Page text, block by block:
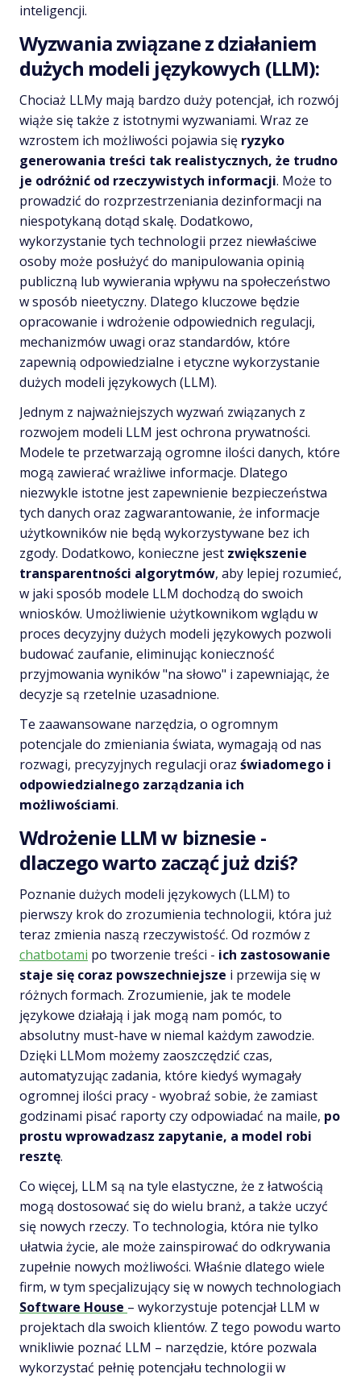
inteligencji.
Wyzwania związane z działaniem
dużych modeli językowych (LLM):
Chociaż LLMy mają bardzo duży potencjał, ich rozwój
wiąże się także z istotnymi wyzwaniami. Wraz ze
wzrostem ich możliwości pojawia się ryzyko
generowania treści tak realistycznych, że trudno
je odróżnić od rzeczywistych informacji. Może to
prowadzić do rozprzestrzeniania dezinformacji na
niespotykaną dotąd skalę. Dodatkowo,
wykorzystanie tych technologii przez niewłaściwe
osoby może posłużyć do manipulowania opinią
publiczną lub wywierania wpływu na społeczeństwo
w sposób nieetyczny. Dlatego kluczowe będzie
opracowanie i wdrożenie odpowiednich regulacji,
mechanizmów uwagi oraz standardów, które
zapewnią odpowiedzialne i etyczne wykorzystanie
dużych modeli językowych (LLM).
Jednym z najważniejszych wyzwań związanych z
rozwojem modeli LLM jest ochrona prywatności.
Modele te przetwarzają ogromne ilości danych, które
mogą zawierać wrażliwe informacje. Dlatego
niezwykle istotne jest zapewnienie bezpieczeństwa
tych danych oraz zagwarantowanie, że informacje
użytkowników nie będą wykorzystywane bez ich
zgody. Dodatkowo, konieczne jest zwiększenie
transparentności algorytmów, aby lepiej rozumieć,
w jaki sposób modele LLM dochodzą do swoich
wniosków. Umożliwienie użytkownikom wglądu w
proces decyzyjny dużych modeli językowych pozwoli
budować zaufanie, eliminując konieczność
przyjmowania wyników "na słowo" i zapewniając, że
decyzje są rzetelnie uzasadnione.
Te zaawansowane narzędzia, o ogromnym
potencjale do zmieniania świata, wymagają od nas
rozwagi, precyzyjnych regulacji oraz świadomego i
odpowiedzialnego zarządzania ich
możliwościami.
Wdrożenie LLM w biznesie -
dlaczego warto zacząć już dziś?
Poznanie dużych modeli językowych (LLM) to
pierwszy krok do zrozumienia technologii, która już
teraz zmienia naszą rzeczywistość. Od rozmów z
chatbotami po tworzenie treści - ich zastosowanie
staje się coraz powszechniejsze i przewija się w
różnych formach. Zrozumienie, jak te modele
językowe działają i jak mogą nam pomóc, to
absolutny must-have w niemal każdym zawodzie.
Dzięki LLMom możemy zaoszczędzić czas,
automatyzując zadania, które kiedyś wymagały
ogromnej ilości pracy - wyobraź sobie, że zamiast
godzinami pisać raporty czy odpowiadać na maile, po
prostu wprowadzasz zapytanie, a model robi
resztę.
Co więcej, LLM są na tyle elastyczne, że z łatwością
mogą dostosować się do wielu branż, a także uczyć
się nowych rzeczy. To technologia, która nie tylko
ułatwia życie, ale może zainspirować do odkrywania
zupełnie nowych możliwości. Właśnie dlatego wiele
firm, w tym specjalizujący się w nowych technologiach
Software House – wykorzystuje potencjał LLM w
projektach dla swoich klientów. Z tego powodu warto
wnikliwie poznać LLM – narzędzie, które pozwala
wykorzystać pełnię potencjału technologii w